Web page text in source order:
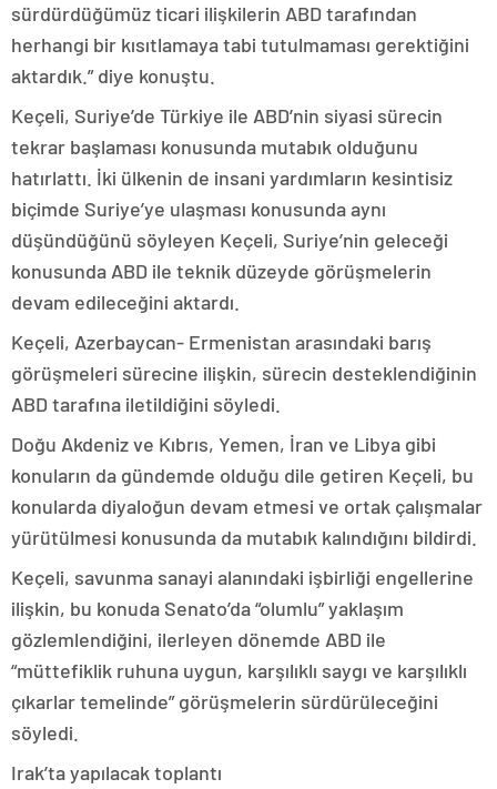
sürdürdüğümüz ticari ilişkilerin ABD tarafından
herhangi bir kısıtlamaya tabi tutulmaması gerektiğini
aktardık.” diye konuştu.
Keçeli, Suriye’de Türkiye ile ABD’nin siyasi sürecin
tekrar başlaması konusunda mutabık olduğunu
hatırlattı. İki ülkenin de insani yardımların kesintisiz
biçimde Suriye’ye ulaşması konusunda aynı
düşündüğünü söyleyen Keçeli, Suriye’nin geleceği
konusunda ABD ile teknik düzeyde görüşmelerin
devam edileceğini aktardı.
Keçeli, Azerbaycan- Ermenistan arasındaki barış
görüşmeleri sürecine ilişkin, sürecin desteklendiğinin
ABD tarafına iletildiğini söyledi.
Doğu Akdeniz ve Kıbrıs, Yemen, İran ve Libya gibi
konuların da gündemde olduğu dile getiren Keçeli, bu
konularda diyaloğun devam etmesi ve ortak çalışmalar
yürütülmesi konusunda da mutabık kalındığını bildirdi.
Keçeli, savunma sanayi alanındaki işbirliği engellerine
ilişkin, bu konuda Senato’da “olumlu” yaklaşım
gözlemlendiğini, ilerleyen dönemde ABD ile
“müttefiklik ruhuna uygun, karşılıklı saygı ve karşılıklı
çıkarlar temelinde” görüşmelerin sürdürüleceğini
söyledi.
Irak’ta yapılacak toplantı